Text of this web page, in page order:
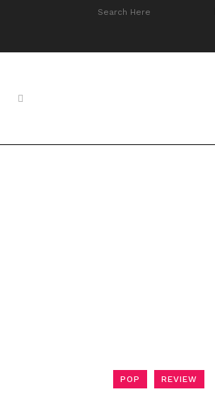
POP REVIEW